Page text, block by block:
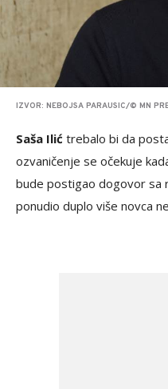
IZVOR: NEBOJSA PARAUSIC/© MN
Saša Ilić trebalo bi da
ozvaničenje se očekuje
bude postigao dogovor sa
ponudio duplo više novca